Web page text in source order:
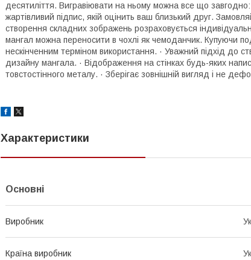
десятиліття. Вигравіювати на ньому можна все що
жартівливий підпис, якій оцінить ваш близький друг.
створення складних зображень розраховується
мангал можна переносити в чохлі як чемоданчик. Купуючи
нескінченним терміном використання. · Уважний підхід до
дизайну мангала. · Відображення на стінках будь-яких
товстостінного металу. · Зберігає зовнішній вигляд і не
Характеристики
Основні
Виробник
Країна виробник